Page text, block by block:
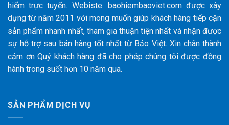
hiểm trực tuyến. Webiste: baohiembaoviet.com được xây
dựng từ năm 2011 với mong muốn giúp khách hàng tiếp cận
sản phẩm nhanh nhất, tham gia thuận tiện nhất và nhận được
sự hỗ trợ sau bán hàng tốt nhất từ Bảo Việt. Xin chân thành
cảm ơn Quý khách hàng đã cho phép chúng tôi được đồng
hành trong suốt hơn 10 năm qua.
SẢN PHẨM DỊCH VỤ